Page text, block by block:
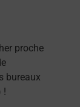
proche
bureaux
!